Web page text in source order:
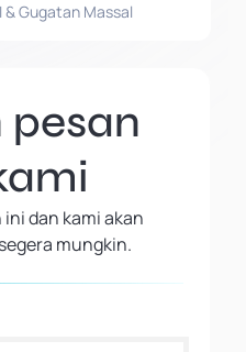
& Gugatan Massal
dan kami akan
mungkin.